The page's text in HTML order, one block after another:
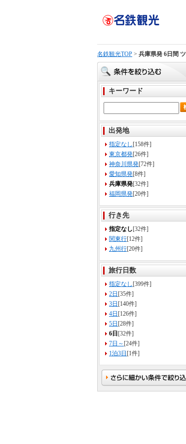
名鉄観光TOP > 兵庫県発 6日間
キーワード
出発地
指定なし [158件]
東京都発[26件]
神奈川県発[72件]
愛知県発[8件]
兵庫県発[32件]
福岡県発[20件]
行き先
指定なし[32件]
関東行[12件]
九州行[20件]
旅行日数
指定なし [399件]
2日 [35件]
3日 [140件]
4日 [126件]
5日 [28件]
6日 [32件]
7日～ [24件]
1泊3日 [1件]